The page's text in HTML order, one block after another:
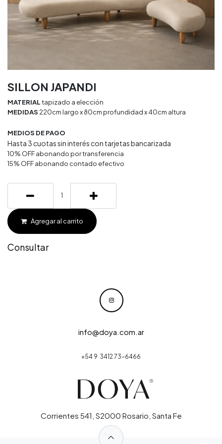
SILLON JAPANDI
MATERIALtapizado a elección
MEDIDAS 220cm largo x 80cm profundidad x 40cm altura
MEDIOS DE PAGO
Hasta 3 cuotas sin interés con tarjetas bancarizada
10% OFF abonando por transferencia
15% OFF abonando contado efectivo
Agregar al carrito
Consultar
info@doya.com.ar
Corrientes 541, S2000 Rosario, Santa Fe
+54 9 3412 73-6466